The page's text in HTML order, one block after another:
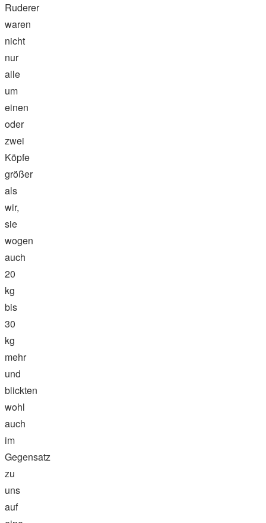
Ruderer
waren
nicht
nur
alle
um
einen
oder
zwei
Köpfe
größer
als
wir,
sie
wogen
auch
20
kg
bis
30
kg
mehr
und
blickten
wohl
auch
im
Gegensatz
zu
uns
auf